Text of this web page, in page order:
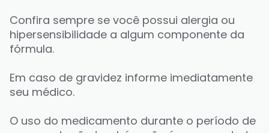
Confira sempre se você possui alergia ou
hipersensibilidade a algum componente da
fórmula.
Em caso de gravidez informe imediatamente
seu médico.
O uso do medicamento durante o período de